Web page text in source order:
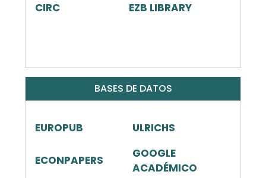
CIRC
EZB LIBRARY
BASES DE DATOS
EUROPUB ULRICHS
ECONPAPERS
GOOGLE
ACADÉMICO